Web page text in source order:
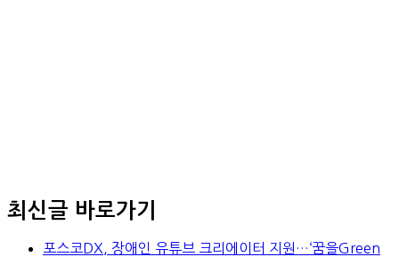
최신글 바로가기
포스코DX, 장애인 유튜브 크리에이터 지원…‘꿈을Green